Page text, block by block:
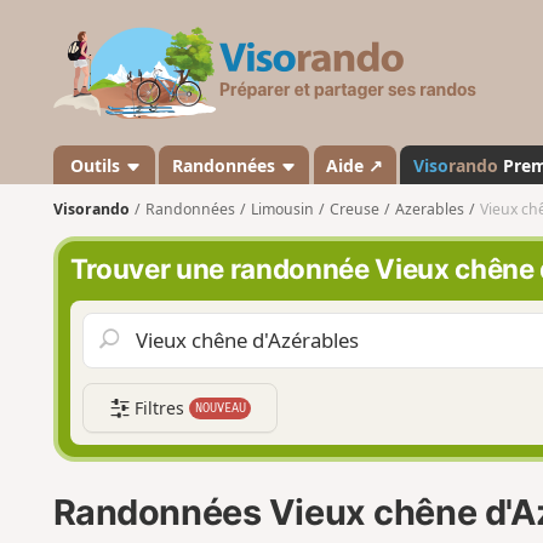
s
a
n
d
o
Outils Randonnées Aide ↗ Visorando
Visorando Randonnées Limousin Creuse Azerables Vieux
Trouver une randonnée Vieux chêne
Filtres NOUVEAU
Randonnées Vieux chêne